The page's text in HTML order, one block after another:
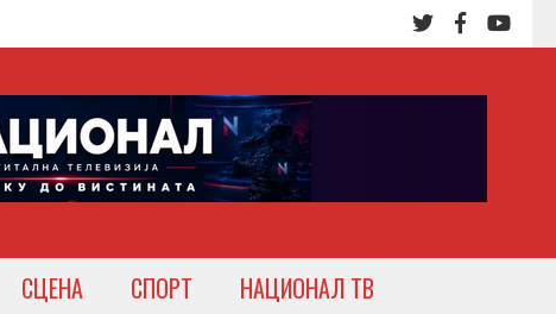
СЦЕНА СПОРТ
НАЦИОНАЛ ТВ